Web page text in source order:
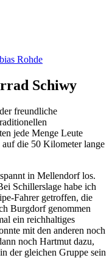
Rohde
Schiwy
freundliche
jede Menge Leute
die 50 Kilometer lange
in Mellendorf los.
Schillerslage habe ich
Fahrer getroffen, die
Burgdorf genommen
ein reichhaltiges
mit den anderen noch
noch Hartmut dazu,
der gleichen Gruppe sein